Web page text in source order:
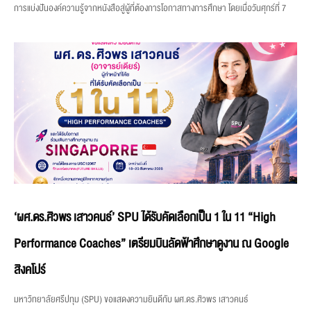
การแบ่งปันองค์ความรู้จากหนังสือสู่ผู้ที่ต้องการโอกาสทางการศึกษา โดยเมื่อวันศุกร์ที่ 7
‘ผศ.ดร.ศิวพร เสาวคนธ์’ SPU ได้รับคัดเลือกเป็น 1 ใน 11 “High
Performance Coaches” เตรียมบินลัดฟ้าศึกษาดูงาน ณ Google
สิงคโปร์
มหาวิทยาลัยศรีปทุม (SPU) ขอแสดงความยินดีกับ ผศ.ดร.ศิวพร เสาวคนธ์